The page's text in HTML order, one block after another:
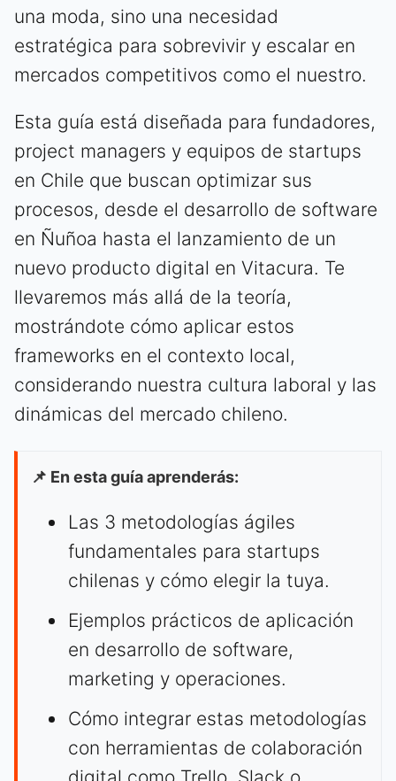
una moda, sino una necesidad
estratégica para sobrevivir y escalar en
mercados competitivos como el nuestro.
Esta guía está diseñada para fundadores,
project managers y equipos de startups
en Chile que buscan optimizar sus
procesos, desde el desarrollo de software
en Ñuñoa hasta el lanzamiento de un
nuevo producto digital en Vitacura. Te
llevaremos más allá de la teoría,
mostrándote cómo aplicar estos
frameworks en el contexto local,
considerando nuestra cultura laboral y las
dinámicas del mercado chileno.
📌 En esta guía aprenderás:
Las 3 metodologías ágiles
fundamentales para startups
chilenas y cómo elegir la tuya.
Ejemplos prácticos de aplicación
en desarrollo de software,
marketing y operaciones.
Cómo integrar estas metodologías
con herramientas de colaboración